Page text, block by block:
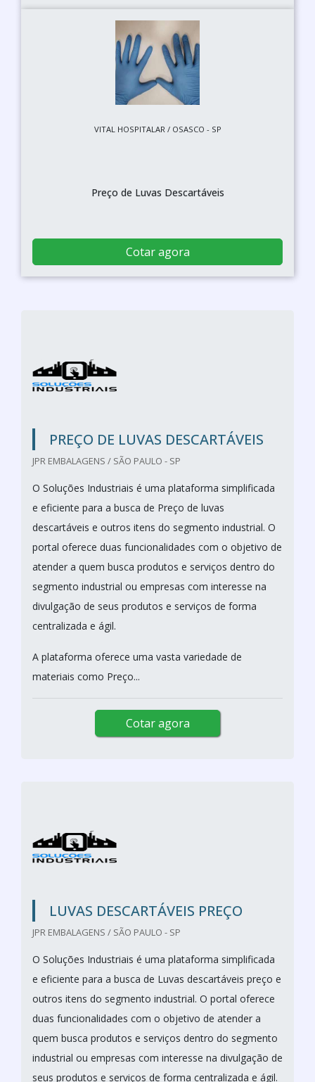
VITAL HOSPITALAR / OSASCO - SP
Preço de Luvas Descartáveis
Cotar agora
PREÇO DE LUVAS DESCARTÁVEIS
JPR EMBALAGENS / SÃO PAULO - SP
O Soluções Industriais é uma plataforma simplificada
e eficiente para a busca de Preço de luvas
descartáveis e outros itens do segmento industrial. O
portal oferece duas funcionalidades com o objetivo de
atender a quem busca produtos e serviços dentro do
segmento industrial ou empresas com interesse na
divulgação de seus produtos e serviços de forma
centralizada e ágil.
A plataforma oferece uma vasta variedade de
materiais como Preço...
Cotar agora
LUVAS DESCARTÁVEIS PREÇO
JPR EMBALAGENS / SÃO PAULO - SP
O Soluções Industriais é uma plataforma simplificada
e eficiente para a busca de Luvas descartáveis preço e
outros itens do segmento industrial. O portal oferece
duas funcionalidades com o objetivo de atender a
quem busca produtos e serviços dentro do segmento
industrial ou empresas com interesse na divulgação de
seus produtos e serviços de forma centralizada e ágil.